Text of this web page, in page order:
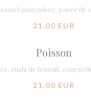
gingembre, purée de
21,00 EUR
Poisson
sushi de fenouil,
21,00 EUR